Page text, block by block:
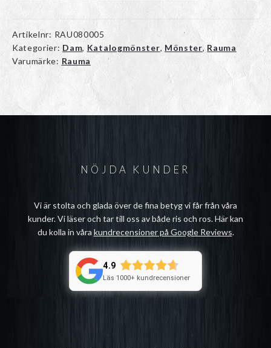
Artikelnr: RAU080005
Kategorier: Dam, Katalogmönster, Mönster, Rauma
Varumärke: Rauma
NÖJDA KUNDER
Vi är stolta och glada över de fina betyg vi får från våra
kunder. Vi läser och tar till oss av både ris och ros. Här kan
du kolla in våra kundrecensioner på Google Reviews.
4.9
Läs 1000+ kundrecensioner